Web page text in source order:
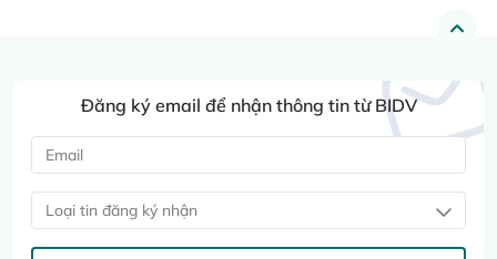
Đăng ký email để nhận thông tin từ BIDV
Loại tin đăng ký nhận